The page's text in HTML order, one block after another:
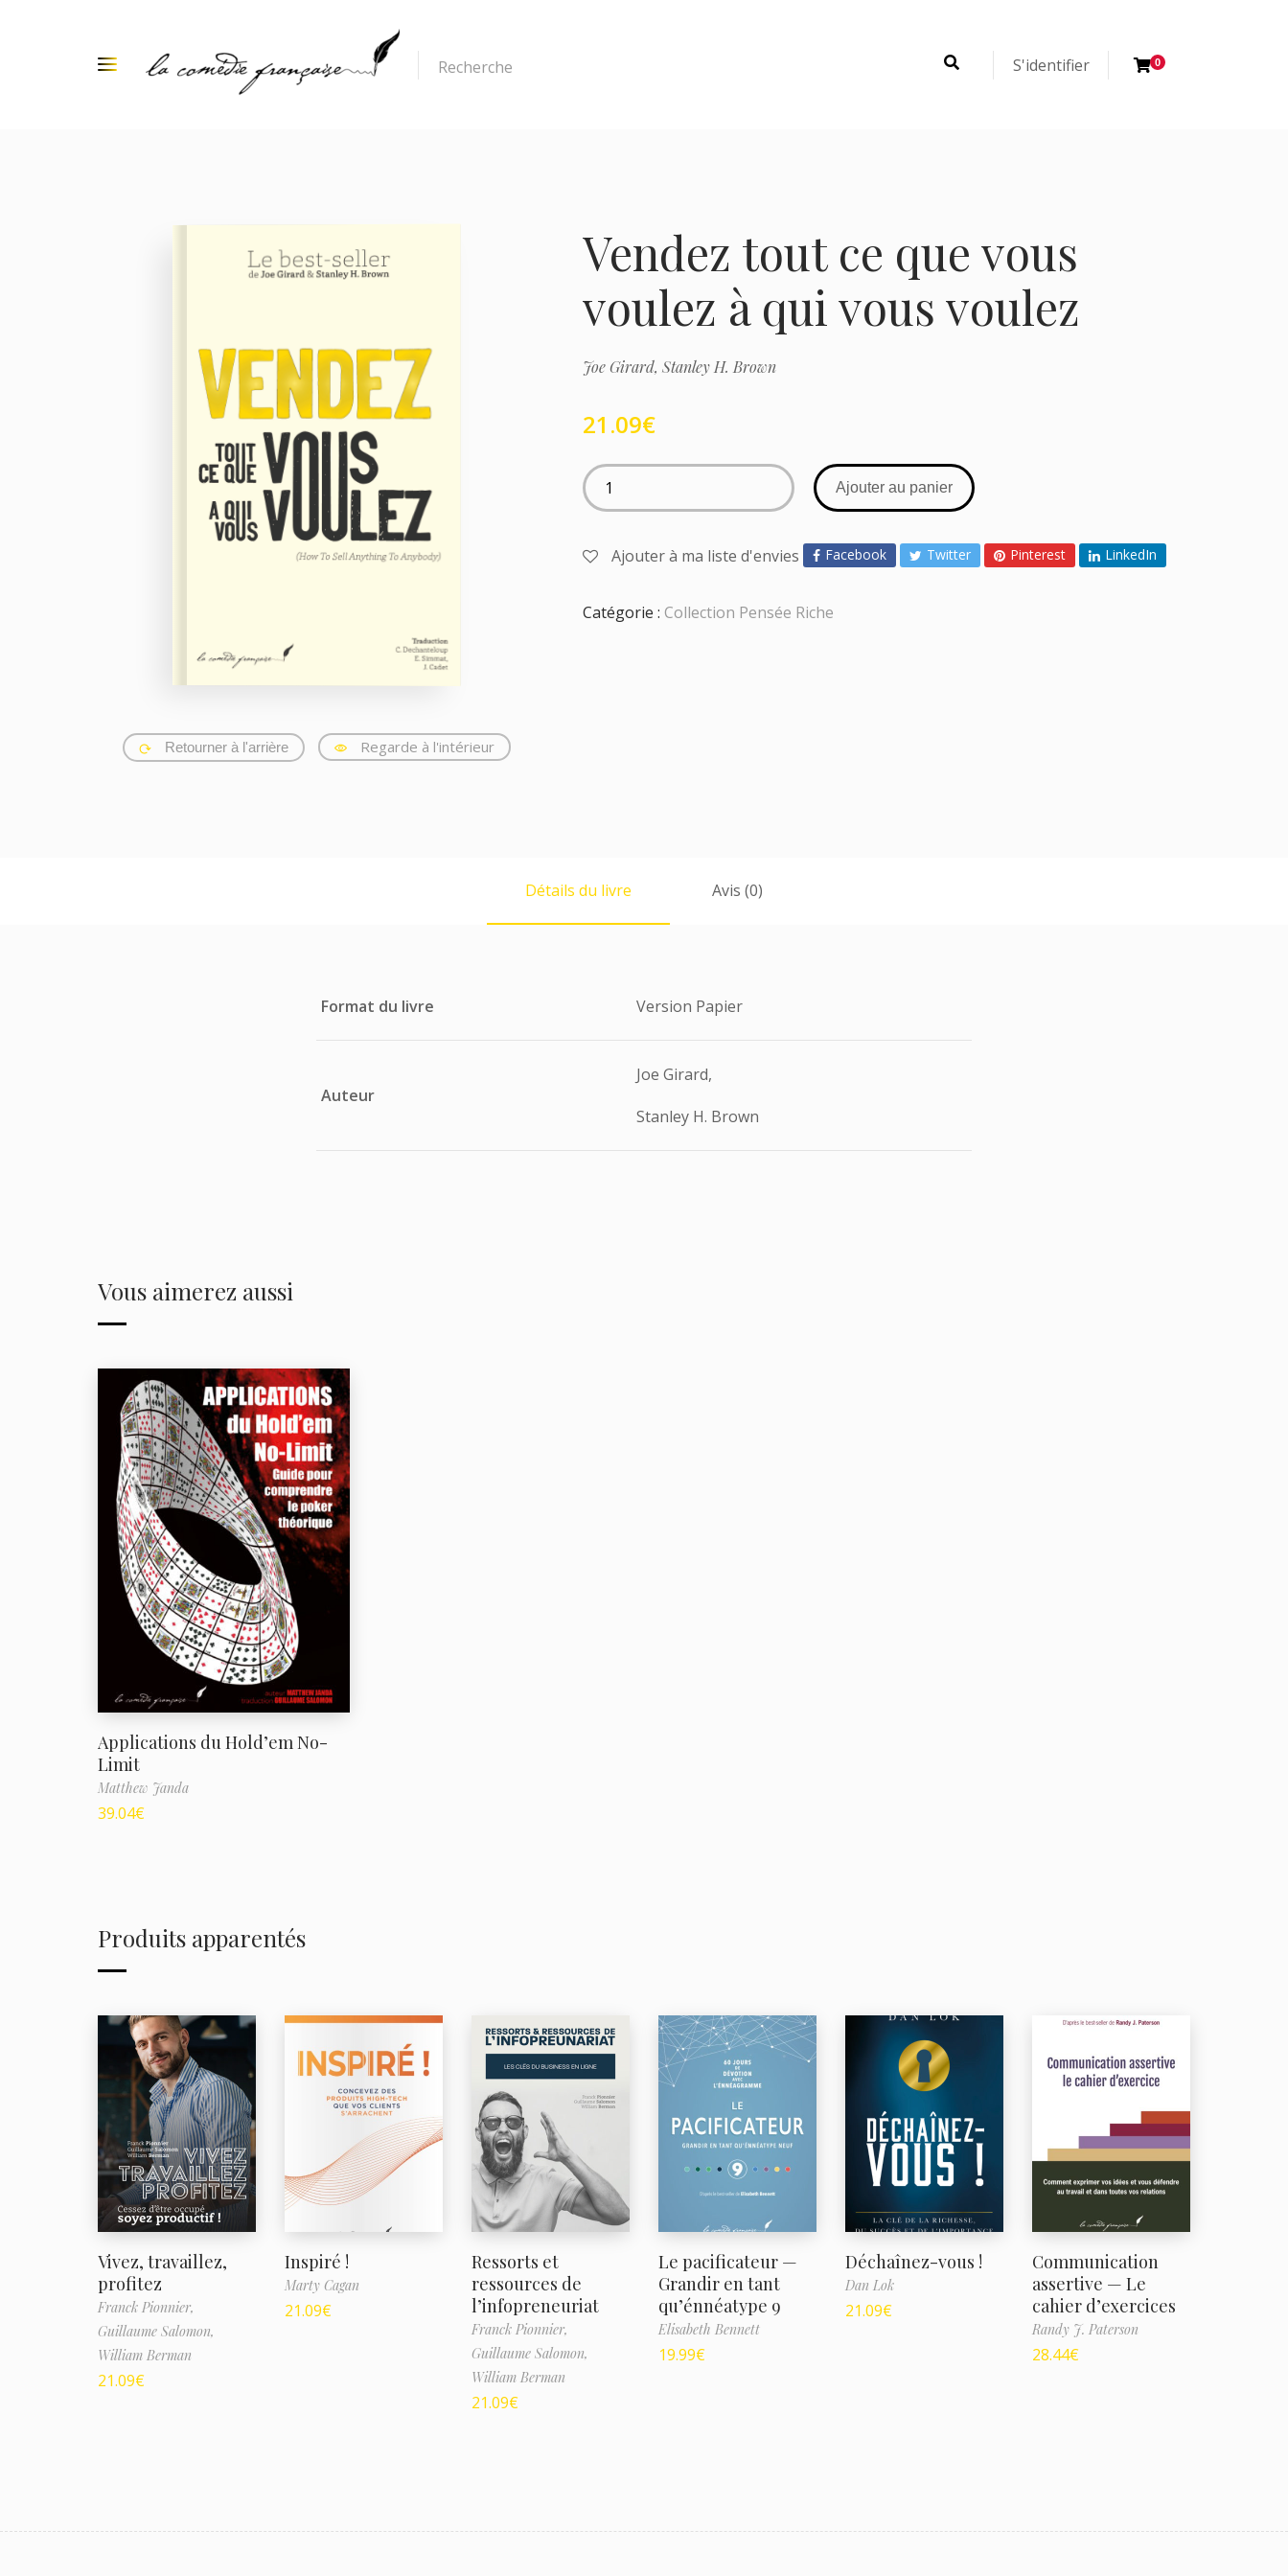
Recherche S'identifier 0
Retourner à l'arrière Regarde à l'intérieur
Vendez tout ce que vous
voulez à qui vous voulez
Joe Girard, Stanley H. Brown
21.09€
Ajouter au panier
Ajouter à ma liste d'envies Facebook Twitter Pinterest LinkedIn
Catégorie : Collection Pensée Riche
Détails du livre Avis (0)
Format du livre Version Papier
Auteur
Joe Girard,
Stanley H. Brown
Vous aimerez aussi
Applications du Hold’em No-
Limit
Matthew Janda
39.04€
Produits apparentés
Vivez, travaillez,
profitez
Franck Pionnier,
Guillaume Salomon,
William Berman
21.09€
Inspiré !
Marty Cagan
21.09€
Ressorts et
ressources de
l’infopreneuriat
Franck Pionnier,
Guillaume Salomon,
William Berman
21.09€
Le pacificateur —
Grandir en tant
qu’énnéatype 9
Elisabeth Bennett
19.99€
Déchaînez-vous !
Dan Lok
21.09€
Communication
assertive — Le
cahier d’exercices
Randy J. Paterson
28.44€